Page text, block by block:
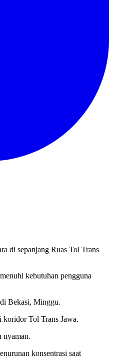
di sepanjang Ruas Tol Trans
kebutuhan pengguna
Bekasi, Minggu.
koridor Tol Trans Jawa.
nyaman.
konsentrasi saat